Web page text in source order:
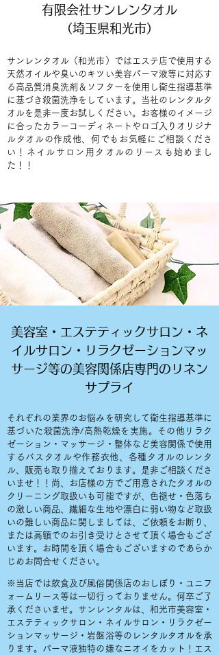
有限会社サンレンタオル
（埼玉県和光市）
サンレンタオル（和光市）ではエステ店で使用する
天然オイルや臭いのキツい美容パーマ液等に対応す
る高品質消臭洗剤＆ソフターを使用し衛生指導基準
に基づき殺菌洗浄をしています。当社のレンタルタ
オルを是非一度お試しください。お客様のイメージ
に合ったカラーコーディネートやロゴ入りオリジナ
ルタオルの作成他、何でもお気軽にご相談くださ
い！ネイルサロン用タオルのリースも始めまし
た！！
美容室・エステティックサロン・ネ
イルサロン・リラクゼーションマッ
サージ等の美容関係店専門のリネン
サプライ
それぞれの業界のお悩みを研究して衛生指導基準に
基づいた殺菌洗浄/高熱乾燥を実施。その他リラク
ゼーション・マッサージ・整体など美容関係で使用
するバスタオルや作務衣他、各種タオルのレンタ
ル、販売も取り揃えております。是非ご相談くださ
いませ！！尚、お店様の方でご用意されたタオルの
クリーニング取扱いも可能ですが、色褪せ・色落ち
の激しい商品、繊細な生地や漂白に弱い物など取扱
いの難しい商品に関しましては、ご依頼をお断り、
または高額でのお引き受けとさせて頂く場合もござ
います。お時間を頂く場合もございますのであらか
じめお問合せください。
※当店では飲食及び風俗関係店のおしぼり・ユニフ
ォームリース等は一切行っておりません。何卒ご了
承くださいませ。サンレンタルは、和光市美容室・
エステティックサロン・ネイルサロン・リラクゼー
ションマッサージ・岩盤浴等のレンタルタオルを承
ります。パーマ液独特の嫌なニオイをカット！エス